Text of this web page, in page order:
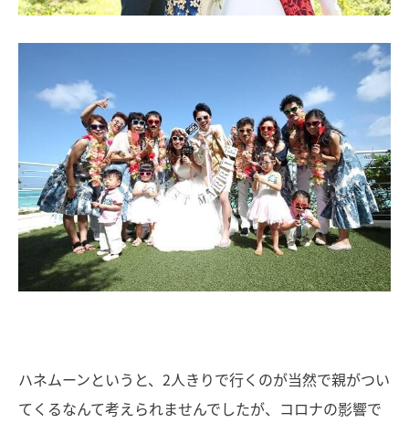
ハネムーンというと、2人きりで行くのが当然で親がつい
てくるなんて考えられませんでしたが、コロナの影響で